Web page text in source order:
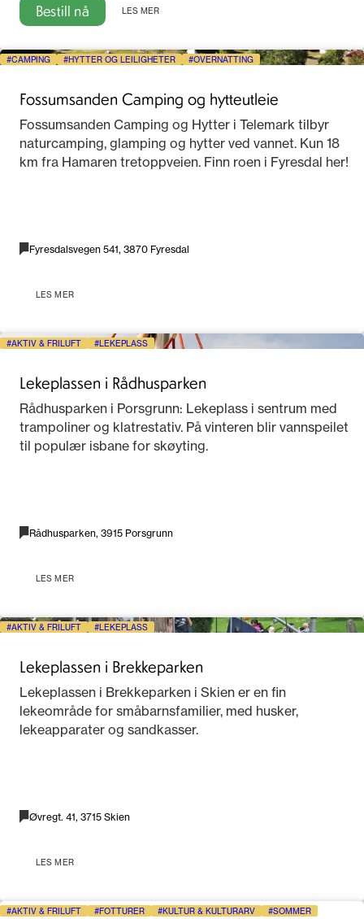
Bestill nå LES MER
CAMPING HYTTER OG LEILIGHETER OVERNATTING
Fossumsanden Camping og hytteutleie
Fossumsanden Camping og Hytter i Telemark tilbyr
naturcamping, glamping og hytter ved vannet. Kun 18
km fra Hamaren tretoppveien. Finn roen i Fyresdal her!
Fyresdalsvegen 541, 3870 Fyresdal
LES MER
AKTIV & FRILUFT LEKEPLASS
Lekeplassen i Rådhusparken
Rådhusparken i Porsgrunn: Lekeplass i sentrum med
trampoliner og klatrestativ. På vinteren blir vannspeilet
til populær isbane for skøyting.
Rådhusparken, 3915 Porsgrunn
LES MER
AKTIV & FRILUFT LEKEPLASS
Lekeplassen i Brekkeparken
Lekeplassen i Brekkeparken i Skien er en fin
lekeområde for småbarnsfamilier, med husker,
lekeapparater og sandkasser.
Øvregt. 41, 3715 Skien
LES MER
AKTIV & FRILUFT FOTTURER KULTUR & KULTURARV SOMMER